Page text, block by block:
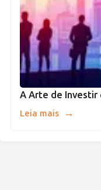
A Arte de Investir
Leia mais →